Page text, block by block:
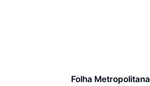
Folha Metropolitana